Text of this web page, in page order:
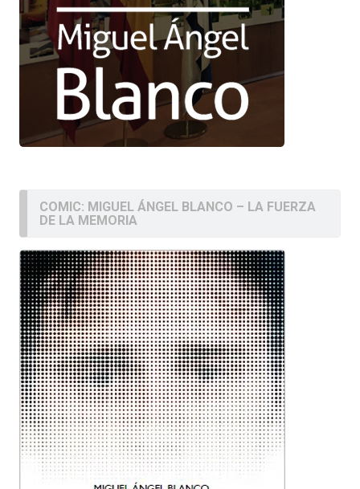
COMIC: MIGUEL ÁNGEL BLANCO – LA FUERZA
DE LA MEMORIA